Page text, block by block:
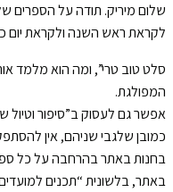
שלום מיריק. תודה על
לקראת ראש השנה ולקראת יום
סלט טוב טרי”, ומה הוא מלמד
המפולגת.
אפשר גם לעסוק ב”סיפור וטיול
כמובן שלגבי שניהם, אין
בחנות באתר בהרחבה על כל
באתר, בלשונית “תכנים